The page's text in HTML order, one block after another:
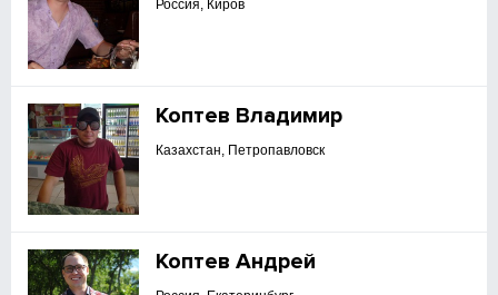
Россия, Киров
Коптев Владимир
Казахстан, Петропавловск
Коптев Андрей